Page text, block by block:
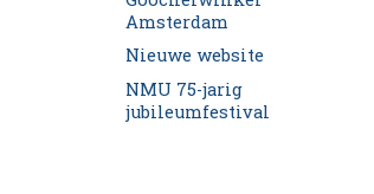
Amsterdam
Nieuwe website
NMU 75-jarig
jubileumfestival